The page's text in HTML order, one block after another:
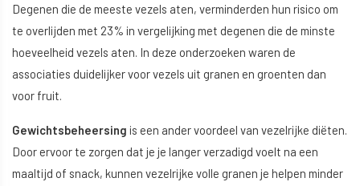
Degenen die de meeste vezels aten, verminderden hun risico om
te overlijden met 23% in vergelijking met degenen die de minste
hoeveelheid vezels aten. In deze onderzoeken waren de
associaties duidelijker voor vezels uit granen en groenten dan
voor fruit.
Gewichtsbeheersing is een ander voordeel van vezelrijke diëten.
Door ervoor te zorgen dat je je langer verzadigd voelt na een
maaltijd of snack, kunnen vezelrijke volle granen je helpen minder